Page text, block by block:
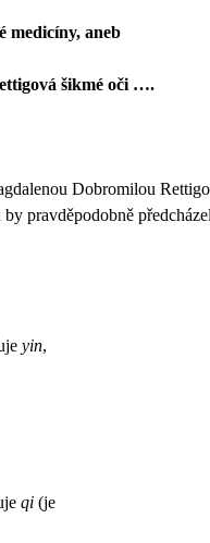
medicíny, aneb
šikmé oči ….
Dobromilou
pravděpodobně předcházel
yin,
qi (je